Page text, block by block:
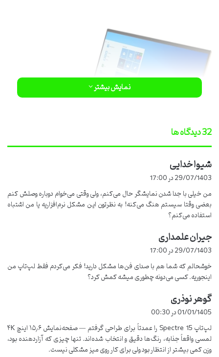
مقدمه‌ای جذاب درباره خرید لپ تاپ
استوک
راستش من همیشه از خرید لپ تاپ استوک می‌ترسیدم، چون فکر می‌کردم
که ممکنه به مشکل بخورم یا دستگاه به‌زودی خراب بشه. اما بعد از
Spectre 15 رو انتخاب کنم. دلیل انتخابم هم بیشتر قیمت مناسبش و
همچنین قابلیت لمسی و طراحی بسیار شیکش بود. تازه، این
استوکبه‌خاطر وزن کم و صفحه‌نمایش باکیفیتش، واقعاً یه گزینه عالی
برای کارهای روزمره و حتی کمی طراحی گرافیکی محسوب می‌شه.
نمایش بیشتر
‫32 دیدگاه ها
شیوا خدایی
ت
:
29/07/1403 در 17:00
من خیلی با جدا شدن نمایشگر حال می‌کنم، ولی وقتی می‌خوام دوباره وصلش کنم
بعضی وقتا سیستم هنگ می‌کنه! به نظرتون این مشکل نرم‌افزاریه یا من اشتباه
استفاده می‌کنم؟
جیران علمداریف
:
29/07/1403 در 17:00
خوشحالم که شما هم با صدای فن‌ها مشکل دارید! فکر می‌کردم فقط لپ‌تاپ من
اینجوریه. کسی می‌دونه چطوری میشه کمش کرد؟
گوهر نوذریف
:
01/01/1405 در 00:30
لپ‌تاپ Spectre 15 را عمدتاً برای طراحی گرفتم — صفحه‌نمایش ۱۵٫۶ اینچ ۴K
لمسی واقعاً جذابه، رنگ‌ها دقیق و انتخاب‌ شده‌اند. تنها چیزی که آزاردهنده بود،
وزن کمی بیشتر از انتظار بود ولی برای کار روی میز مشکلی نیست.